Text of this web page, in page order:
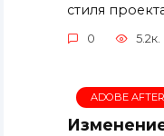
стиля
0 5.2к.
ADOBE